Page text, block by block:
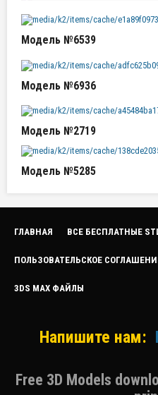
Модель №6539
Модель №6936
Модель №2719
Модель №5285
ГЛАВНАЯ ВСЕ БЕСПЛАТНЫЕ
ПОЛЬЗОВАТЕЛЬСКОЕ
3DS MAX ФАЙЛЫ
Напишите нам:
Free 3D Models